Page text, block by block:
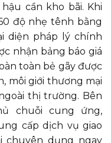
cần kho bãi. Khi
độ nhẹ tênh bằng
diện pháp lý chính
nhận bảng báo giá
toàn bẻ gãy được
môi giới thương mại
thị trường. Bên
chuỗi cung ứng,
cấp dịch vụ giao
chuyên dụng ngay